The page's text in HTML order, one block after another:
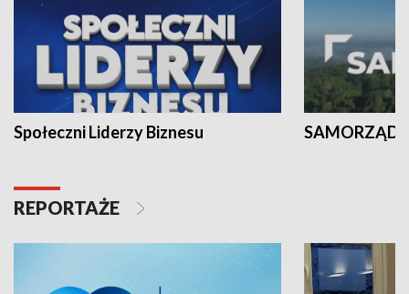
Społeczni Liderzy Biznesu SAMORZĄD
REPORTAŻE